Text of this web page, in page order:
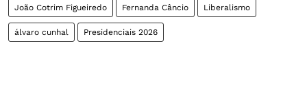
João Cotrim Figueiredo Fernanda Câncio Liberalismo
álvaro cunhal Presidenciais 2026